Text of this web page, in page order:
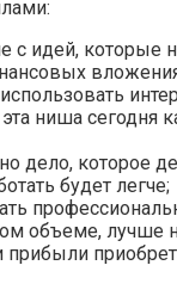
с идей, которые
ниша сегодня
дело, которое
будет легче;
объеме, лучше
прибыли